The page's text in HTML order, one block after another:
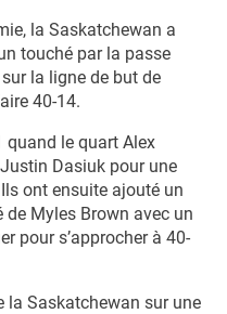
la Saskatchewan a
touché par la passe
la ligne de but de
40-14.
quand le quart Alex
Dasiuk pour une
ont ensuite ajouté un
Myles Brown avec un
pour s’approcher à 40-
la Saskatchewan sur une